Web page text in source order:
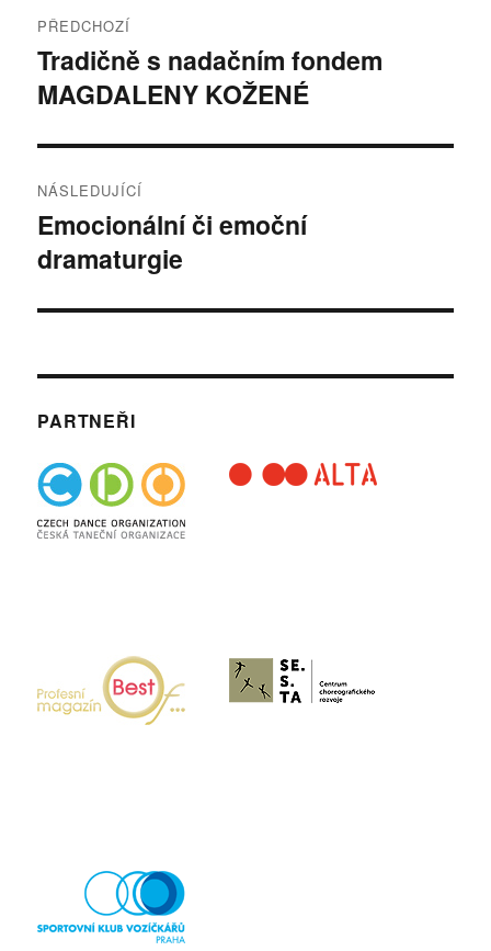
pro
příspěvek
PŘEDCHOZÍ
Předchozí
příspěvek:
Tradičně s nadačním fondem
MAGDALENY KOŽENÉ
NÁSLEDUJÍCÍ
Následující
příspěvek:
Emocionální či emoční
dramaturgie
PARTNEŘI